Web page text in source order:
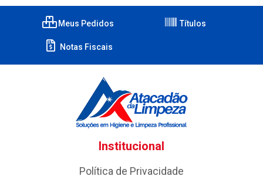
Meus Pedidos Títulos
Notas Fiscais
Institucional
Política de Privacidade